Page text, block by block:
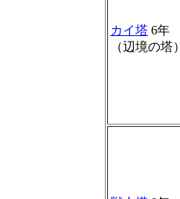
カイ塔 6年
（辺境の塔）